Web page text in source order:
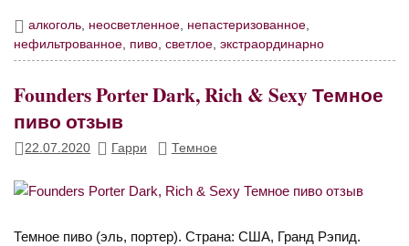
алкоголь, неосветленное, непастеризованное,
нефильтрованное пиво ,светлое ,экстраординарно
Founders Porter Dark, Rich & Sexy Темное
пиво отзыв
22.07.2020 Гарри Темное
Темное пиво (эль, портер). Страна: США, Гранд Рэпид.